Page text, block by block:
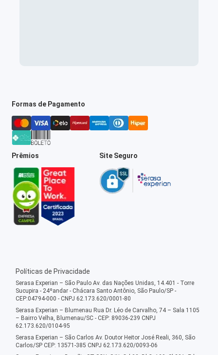
Formas de Pagamento
Prêmios Site Seguro
Políticas de Privacidade
Serasa Experian – São Paulo Av. das Nações Unidas, 14.401 - Torre
Sucupira - 24ºandar - Chácara Santo Antônio, São Paulo/SP -
CEP:04794-000 - CNPJ 62.173.620/0001-80
Serasa Experian – Blumenau Rua Dr. Léo de Carvalho, 74 – Sala 1105
– Bairro Velha, Blumenau/SC - CEP: 89036-239 CNPJ
62.173.620/0104-95
Serasa Experian – São Carlos Av. Doutor Heitor José Reali, 360, São
Carlos/SP CEP: 13571-385 CNPJ 62.173.620/0093-06